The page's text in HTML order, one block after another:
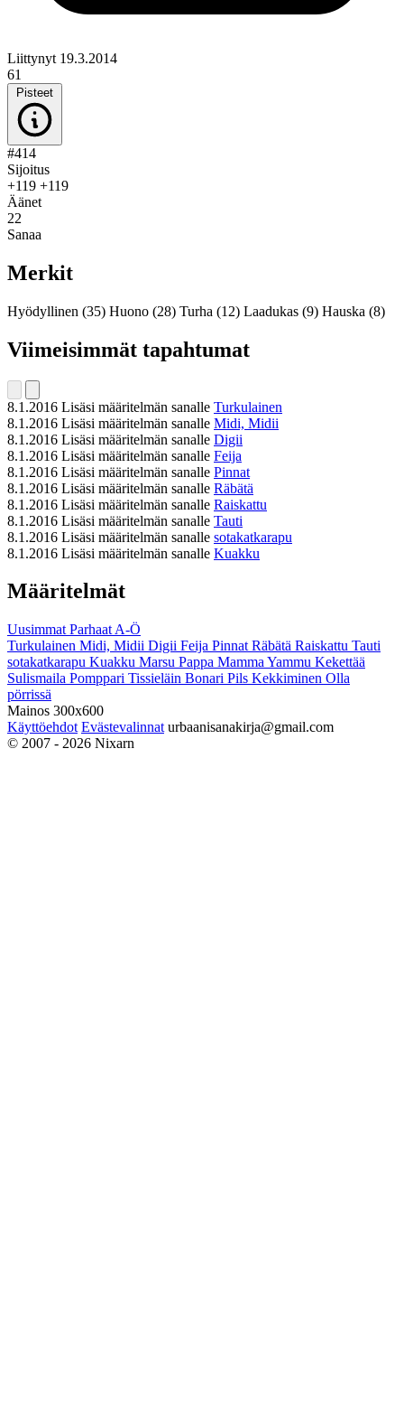
Liittynyt 19.3.2014
61
Pisteet
#414
Sijoitus
+119 +119
Äänet
22
Sanaa
Merkit
Hyödyllinen (35) Huono (28) Turha (12) Laadukas (9) Hauska (8)
Viimeisimmät tapahtumat
8.1.2016 Lisäsi määritelmän sanalle Turkulainen
8.1.2016 Lisäsi määritelmän sanalle Midi, Midii
8.1.2016 Lisäsi määritelmän sanalle Digii
8.1.2016 Lisäsi määritelmän sanalle Feija
8.1.2016 Lisäsi määritelmän sanalle Pinnat
8.1.2016 Lisäsi määritelmän sanalle Räbätä
8.1.2016 Lisäsi määritelmän sanalle Raiskattu
8.1.2016 Lisäsi määritelmän sanalle Tauti
8.1.2016 Lisäsi määritelmän sanalle sotakatkarapu
8.1.2016 Lisäsi määritelmän sanalle Kuakku
Määritelmät
Uusimmat Parhaat A-Ö
Turkulainen Midi, Midii Digii Feija Pinnat Räbätä Raiskattu Tauti
sotakatkarapu Kuakku Marsu Pappa Mamma Yammu Kekettää
Sulismaila Pomppari Tissieläin Bonari Pils Kekkiminen Olla
pörrissä
Mainos 300x600
Käyttöehdot Evästevalinnat urbaanisanakirja@gmail.com
© 2007 - 2026 Nixarn